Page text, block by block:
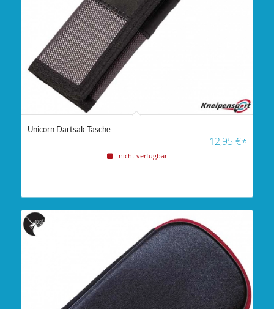
Unicorn Dartsak Tasche
12,95€*
- nicht verfügbar